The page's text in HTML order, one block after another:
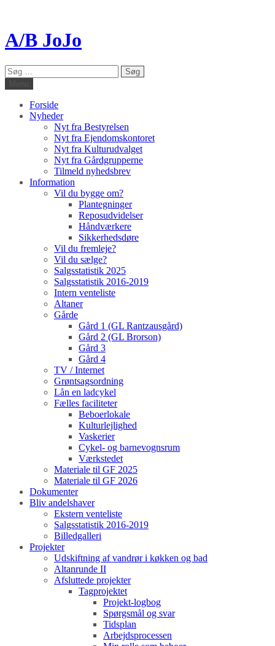
A/B JoJo
Søg
efter:
Forside
Nyheder
Nyt fra Bestyrelsen
Nyt fra Ejendomskontoret
Nyt fra Kulturudvalget
Nyt fra Gårdgrupperne
Tilmeld nyhedsbrev
Information
Vil du bygge om?
Plantegninger
Reposudvidelser
Håndværkere
Sikkerhedsdøre
Vil du fremleje?
Vil du sælge?
Salgsstatistik 2025
Salgsstatistik 2016-2019
Intern venteliste
Altaner
Gårde
Gård 1 (GL Rantzausgård)
Gård 2 (GL Brorson)
Gård 3
Gård 4
TV / Internet
Grøntsagsordning
Lån en ladcykel
Fælles faciliteter
Beboerlokale
Kulturlejlighed
Vaskerier
Cykel- og barnevognsrum
Værkstedet
Materiale til GF 2025
Materiale til GF 2026
Dokumenter
Bliv andelshaver
Ekstern venteliste
Salgsstatistik 2016-2019
Billedgalleri
Projekter
Udskiftning af vandrør i køkken og bad
Altanrunde II
Afsluttede projekter
Tagprojektet
Projekt-logbog
Spørgsmål og svar
Tidsplan
Arbejdsprocessen